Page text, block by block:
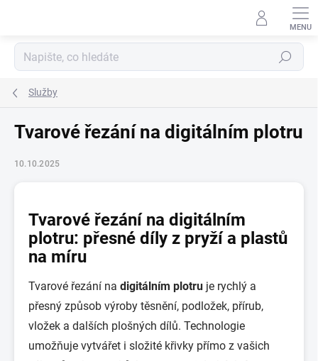
Hledat
Služby
Tvarové řezání na digitálním plotru
10.10.2025
Tvarové řezání na digitálním
plotru: přesné díly z pryží a plastů
na míru
Tvarové řezání na digitálním plotru je rychlý a
přesný způsob výroby těsnění, podložek, přírub,
vložek a dalších plošných dílů. Technologie
umožňuje vytvářet i složité křivky přímo z vašich